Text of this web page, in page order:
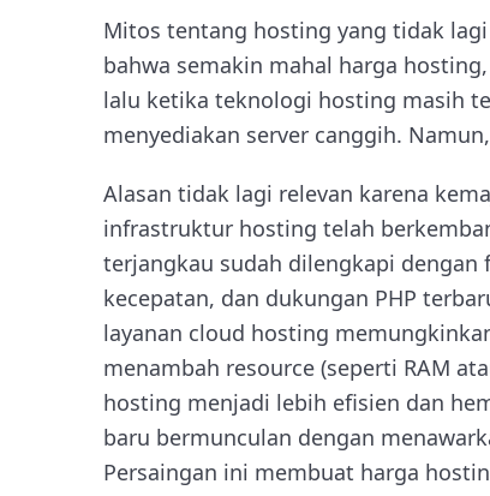
Mitos tentang hosting yang tidak
bahwa semakin mahal harga
lalu ketika teknologi hosting masih
menyediakan server canggih.
Alasan tidak lagi relevan karena
infrastruktur hosting telah
terjangkau sudah dilengkapi dengan
kecepatan, dan dukungan PHP
layanan cloud hosting
menambah resource (seperti RAM
hosting menjadi lebih efisien dan
baru bermunculan dengan
Persaingan ini membuat harga